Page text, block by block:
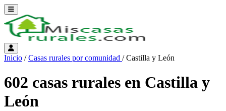
Abrir menú
Menú de cuenta
Inicio / Casas rurales por comunidad / Castilla y León
602 casas rurales en Castilla y
León